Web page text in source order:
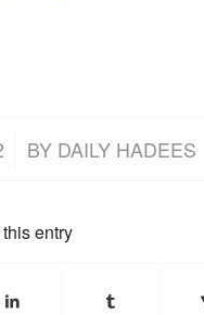
BY DAILY HADEES
entry